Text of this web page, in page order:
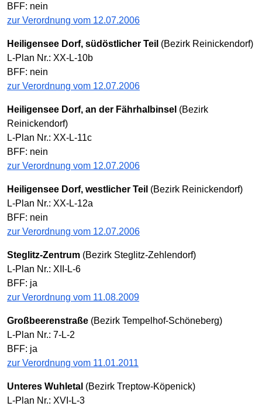
BFF: nein
zur Verordnung vom 12.07.2006
Heiligensee Dorf, südöstlicher Teil (Bezirk Reinickendorf)
L-Plan Nr.: XX-L-10b
BFF: nein
zur Verordnung vom 12.07.2006
Heiligensee Dorf, an der Fährhalbinsel (Bezirk
Reinickendorf)
L-Plan Nr.: XX-L-11c
BFF: nein
zur Verordnung vom 12.07.2006
Heiligensee Dorf, westlicher Teil (Bezirk Reinickendorf)
L-Plan Nr.: XX-L-12a
BFF: nein
zur Verordnung vom 12.07.2006
Steglitz-Zentrum (Bezirk Steglitz-Zehlendorf)
L-Plan Nr.: XII-L-6
BFF: ja
zur Verordnung vom 11.08.2009
Großbeerenstraße (Bezirk Tempelhof-Schöneberg)
L-Plan Nr.: 7-L-2
BFF: ja
zur Verordnung vom 11.01.2011
Unteres Wuhletal (Bezirk Treptow-Köpenick)
L-Plan Nr.: XVI-L-3